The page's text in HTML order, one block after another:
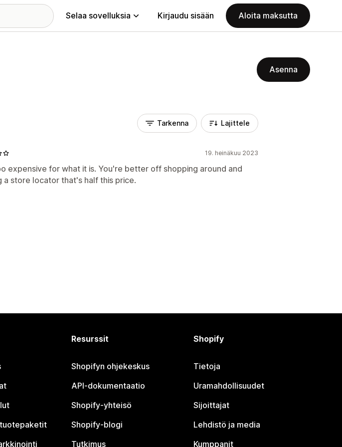
Selaa sovelluksia Kirjaudu sisään Aloita maksutta
Asenna
Tarkenna Lajittele
19. heinäkuu 2023
expensive for what it is. You're better off shopping around and
a store locator that's half this price.
Resurssit
Shopifyn ohjekeskus
API-dokumentaatio
Shopify-yhteisö
Shopify-blogi
Tutkimus
Shopify
Tietoja
Uramahdollisuudet
Sijoittajat
Lehdistö ja media
Kumppanit